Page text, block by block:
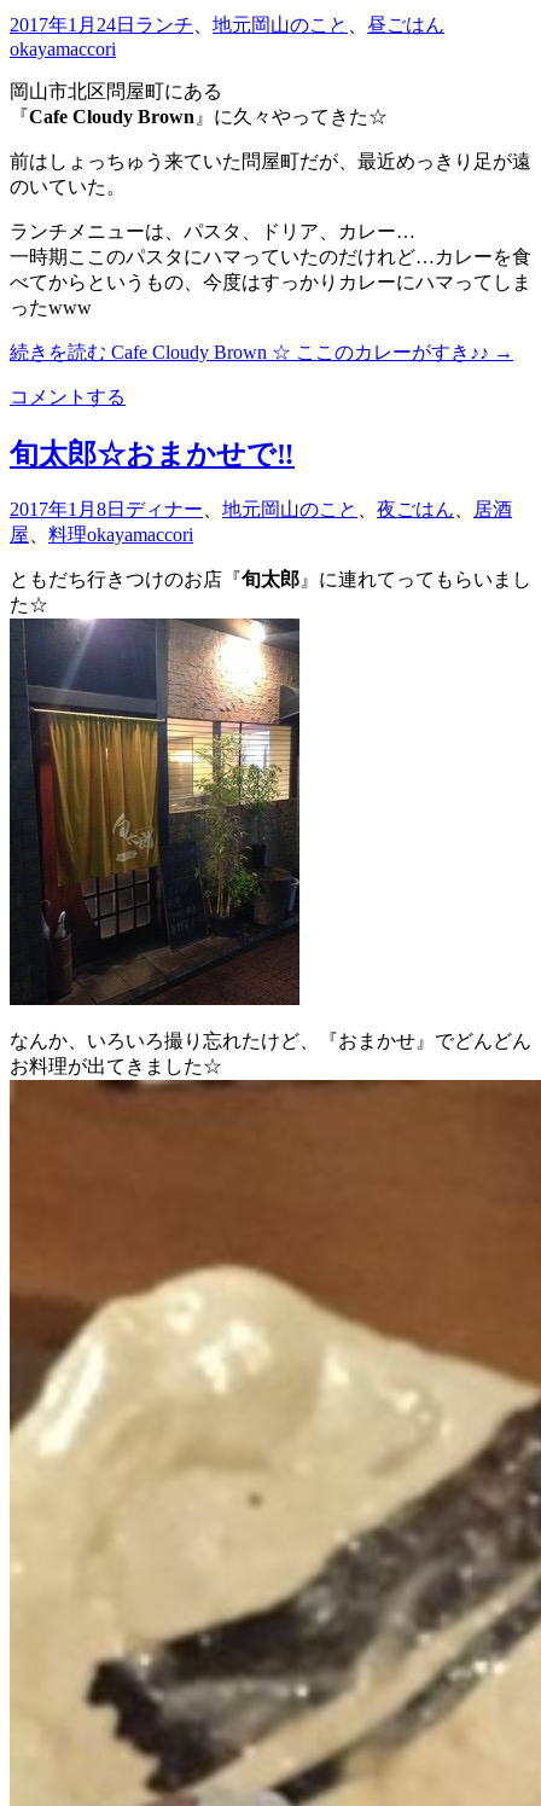
2017年1月24日 ランチ 地元岡山のこと
昼ごはん
okayamaccori
岡山市北区問屋町にある
『Cafe Cloudy Brown 』に久々やってきた☆
前はしょっちゅう来ていた問屋町だが、最近めっきり足が遠
のいていた。
ランチメニューは、パスタ、ドリア、カレー…
一時期ここのパスタにハマっていたのだけれど…カレーを食
べてからというもの、今度はすっかりカレーにハマってしま
ったwww
続きを読む Cafe Cloudy Brown ☆ ここのカレーがすき♪♪ →
コメントする
旬太郎☆おまかせで‼︎
2017年1月8日 ディナー 地元岡山のこと 夜ごはん
居酒
屋
料理okayamaccori
ともだち行きつけのお店『旬太郎 』に連れてってもらいまし
た☆
なんか、いろいろ撮り忘れたけど、『おまかせ』でどんどん
お料理が出てきました☆